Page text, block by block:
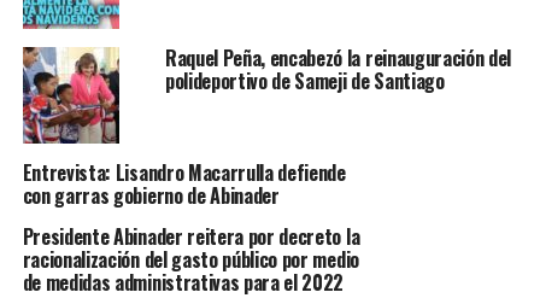
Raquel Peña, encabezó la reinauguración del
polideportivo de Sameji de Santiago
Entrevista: Lisandro Macarrulla defiende
con garras gobierno de Abinader
Presidente Abinader reitera por decreto la
racionalización del gasto público por medio
de medidas administrativas para el 2022